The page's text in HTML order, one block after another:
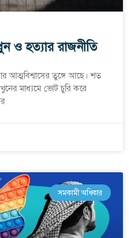
ও হত্যার রাজনীতি
আত্মবিশ্বাসের তুঙ্গে আছে। শত
মাধ্যমে ভোট চুরি করে
সমকামী অধিকার